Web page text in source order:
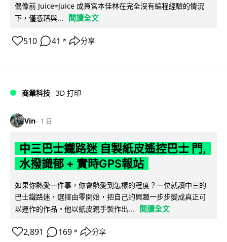
偶像前 Juice=Juice 成員宮本佳林在完全沒有編程經驗的情況
下，僅憑藉與...
閱讀全文
510 41 ↗ 分享
商業科技 3D 打印
Vin 1 日
中三巴士鐵路迷 自製紙皮遙控巴士 門,
水撥識郁 + 實時GPS報站
如果你熱愛一件事，你會熱愛到怎樣的程度？一位就讀中三的
巴士鐵路迷，選擇由零開始，把自己的興趣一步步變成真正可
以運作的作品。他以紙皮親手製作出...
閱讀全文
2,891 169 ↗ 分享